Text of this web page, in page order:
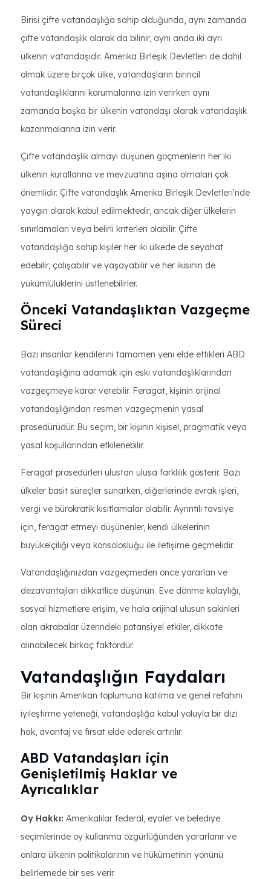
Birisi çifte vatandaşlığa sahip olduğunda, aynı zamanda
çifte vatandaşlık olarak da bilinir, aynı anda iki ayrı
ülkenin vatandaşıdır. Amerika Birleşik Devletleri de dahil
olmak üzere birçok ülke, vatandaşların birincil
vatandaşlıklarını korumalarına izin verirken aynı
zamanda başka bir ülkenin vatandaşı olarak vatandaşlık
kazanmalarına izin verir.
Çifte vatandaşlık almayı düşünen göçmenlerin her iki
ülkenin kurallarına ve mevzuatına aşina olmaları çok
önemlidir. Çifte vatandaşlık Amerika Birleşik Devletleri'nde
yaygın olarak kabul edilmektedir, ancak diğer ülkelerin
sınırlamaları veya belirli kriterleri olabilir. Çifte
vatandaşlığa sahip kişiler her iki ülkede de seyahat
edebilir, çalışabilir ve yaşayabilir ve her ikisinin de
yükümlülüklerini üstlenebilirler.
Önceki Vatandaşlıktan Vazgeçme
Süreci
Bazı insanlar kendilerini tamamen yeni elde ettikleri ABD
vatandaşlığına adamak için eski vatandaşlıklarından
vazgeçmeye karar verebilir. Feragat, kişinin orijinal
vatandaşlığından resmen vazgeçmenin yasal
prosedürüdür. Bu seçim, bir kişinin kişisel, pragmatik veya
yasal koşullarından etkilenebilir.
Feragat prosedürleri ulustan ulusa farklılık gösterir. Bazı
ülkeler basit süreçler sunarken, diğerlerinde evrak işleri,
vergi ve bürokratik kısıtlamalar olabilir. Ayrıntılı tavsiye
için, feragat etmeyi düşünenler, kendi ülkelerinin
büyükelçiliği veya konsolosluğu ile iletişime geçmelidir.
Vatandaşlığınızdan vazgeçmeden önce yararları ve
dezavantajları dikkatlice düşünün. Eve dönme kolaylığı,
sosyal hizmetlere erişim, ve hala orijinal ulusun sakinleri
olan akrabalar üzerindeki potansiyel etkiler, dikkate
alınabilecek birkaç faktördür.
Vatandaşlığın Faydaları
Bir kişinin Amerikan toplumuna katılma ve genel refahını
iyileştirme yeteneği, vatandaşlığa kabul yoluyla bir dizi
hak, avantaj ve fırsat elde ederek artırılır.
ABD Vatandaşları için
Genişletilmiş Haklar ve
Ayrıcalıklar
Oy Hakkı: Amerikalılar federal, eyalet ve belediye
seçimlerinde oy kullanma özgürlüğünden yararlanır ve
onlara ülkenin politikalarının ve hükümetinin yönünü
belirlemede bir ses verir.